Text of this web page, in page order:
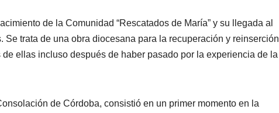
de la Comunidad “Rescatados de María” y su llegada al
trata de una obra diocesana para la recuperación y reinserción
ellas incluso después de haber pasado por la experiencia de la
de Córdoba, consistió en un primer momento en la